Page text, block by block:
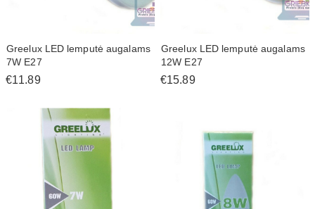
Greelux LED lemputė augalams
7W E27
€11.89
Greelux LED lemputė augalams
12W E27
€15.89